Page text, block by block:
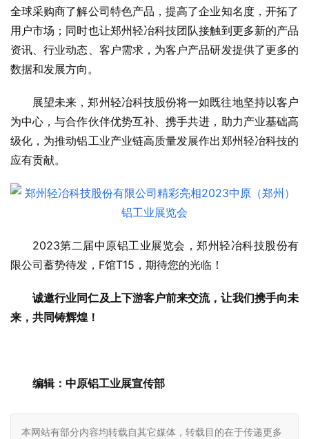
全球采购商了解公司特色产品，提高了企业知名度，开拓了
用户市场；同时也让郑州轻冶科技团队接触到更多新的产品
资讯、行业动态、客户需求，为客户产品研发提供了更多的
数据和发展方向。
展望未来，郑州轻冶科技股份将一如既往地坚持以客户
为中心，与合作伙伴优势互补、携手共进，助力产业基础高
级化，为推动铝工业产业链高质量发展作出郑州轻冶科技的
应有贡献。
2023第二届中原铝工业展览会，郑州轻冶科技股份有
限公司蓄势待发，F馆T15，期待您的光临！
诚邀行业同仁及上下游客户前来交流，让我们携手向未
来，共同铸辉煌！
编辑：中原铝工业展宣传部
本网站有部分内容均转载自其它媒体，转载目的在于传递更多